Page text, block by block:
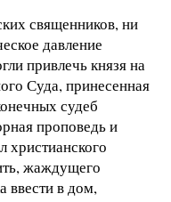
священников, ни
давление
привлечь князя на
Суда, принесенная
судеб
проповедь и
христианского
жаждущего
ввести в дом,